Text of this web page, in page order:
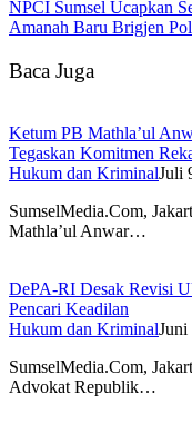
NPCI Sumsel Ucapkan
Amanah Baru Brigjen
Baca Juga
Ketum PB Mathla’ul
Tegaskan Komitmen
Hukum dan KriminalJuli
SumselMedia.Com,
Mathla’ul Anwar…
DePA-RI Desak Revisi
Pencari Keadilan
Hukum dan KriminalJuni
SumselMedia.Com,
Advokat Republik…